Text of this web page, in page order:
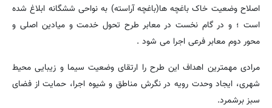
اصلاح وضعیت خاک باغچه ها(باغچه آراسته) به نواحی ششگانه ابلاغ شده
است ؛ و در گام نخست در معابر طرح تحول خدمت و میادین اصلی و
محور دوم معابر فرعی اجرا می شود .
مرادی مهمترین اهداف این طرح را ارتقای وضعیت سیما و زیبایی محیط
شهری، ایجاد وحدت رویه در نگرش مناطق و شیوه اجرا، حمایت از فضای
سبز برشمرد.